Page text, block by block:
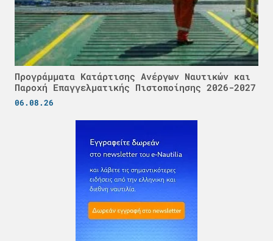
Προγράμματα Κατάρτισης Ανέργων Ναυτικών και
Παροχή Επαγγελματικής Πιστοποίησης 2026-2027
06.08.26